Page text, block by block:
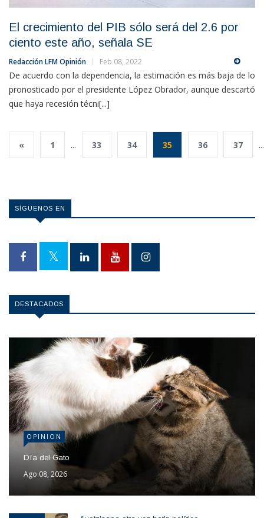
El crecimiento del PIB sólo será del 2.6 por
ciento este año, señala SE
Redacción LFM Opinión Feb 08, 2022
De acuerdo con la dependencia, la estimación es más baja de lo
pronosticado por el presidente López Obrador, aunque descartó
que haya recesión técni[...]
« 1 ... 33 34 35 36 37 ...
SÍGUENOS EN
DESTACADOS
OPINION
Día del Gato
Ago 08, 2026